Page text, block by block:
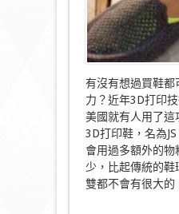
襯
Causal
look
必
備〉
有沒有想過買鞋都
力？近年3D打印
美國就有人用了這
3D打印鞋，名為
會用過多額外的
少，比起傳統的
雙都不會有很大的